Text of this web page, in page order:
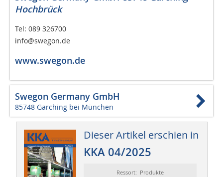
Hochbrück
Tel: 089 326700
info@swegon.de
www.swegon.de
Swegon Germany GmbH
85748 Garching bei München
Dieser Artikel erschien in
KKA 04/2025
Ressort: Produkte